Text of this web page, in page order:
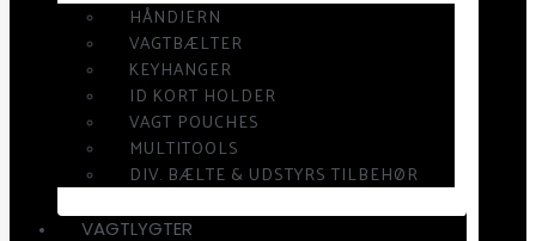
HÅNDJERN
VAGTBÆLTER
KEYHANGER
ID KORT HOLDER
VAGT POUCHES
MULTITOOLS
DIV. BÆLTE & UDSTYRS TILBEHØR
VAGTLYGTER